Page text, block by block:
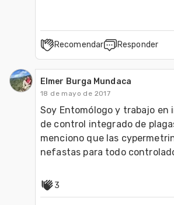
Recomendar Responder
Elmer Burga Mundaca
18 de mayo de 2017
Soy Entomólogo y trabajo en
de control integrado de
menciono que las
nefastas para todo
3